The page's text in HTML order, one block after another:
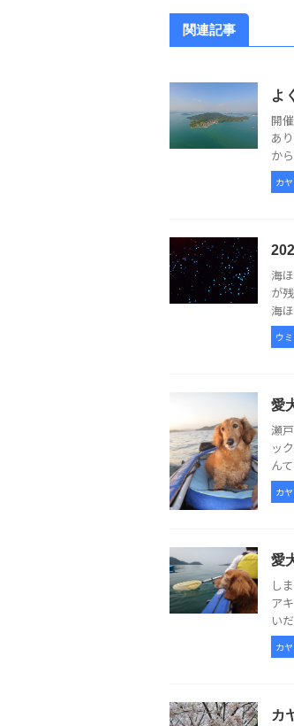
関連記事
よ
開
あ
か
カ
海
が
海
ウ
愛
瀬
ッ
ん
カ
愛
し
ア
い
カ
カ